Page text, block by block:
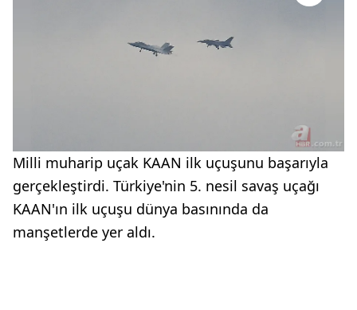
Milli muharip uçak KAAN ilk uçuşunu başarıyla
gerçekleştirdi. Türkiye'nin 5. nesil savaş uçağı
KAAN'ın ilk uçuşu dünya basınında da
manşetlerde yer aldı.